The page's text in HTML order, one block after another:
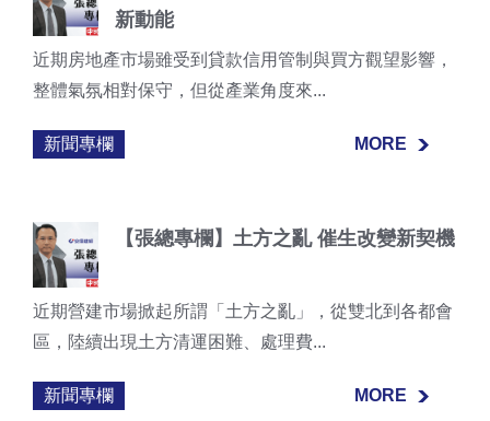
新動能
近期房地產市場雖受到貸款信用管制與買方觀望影響，
整體氣氛相對保守，但從產業角度來...
新聞專欄 MORE
【張總專欄】土方之亂 催生改變新契機
近期營建市場掀起所謂「土方之亂」，從雙北到各都會
區，陸續出現土方清運困難、處理費...
新聞專欄 MORE